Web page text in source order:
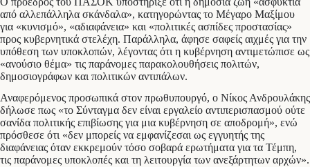
από αλλεπάλληλα σκάνδαλα», κατηγορώντας το Μέγαρο Μαξίμου
για «κυνισμό», «αδιαφάνεια» και «πολιτικές ασπίδες προστασίας»
προς κυβερνητικά στελέχη. Παράλληλα, άφησε σαφείς αιχμές για την
υπόθεση των υποκλοπών, λέγοντας ότι η κυβέρνηση αντιμετώπισε ως
«ανούσιο θέμα» τις παράνομες παρακολουθήσεις πολιτών,
δημοσιογράφων και πολιτικών αντιπάλων.
Αναφερόμενος προσωπικά στον πρωθυπουργό, ο Νίκος Ανδρουλάκης
δήλωσε πως «το Σύνταγμα δεν είναι εργαλείο αντιπερισπασμού ούτε
σανίδα πολιτικής επιβίωσης για μια κυβέρνηση σε αποδρομή», ενώ
πρόσθεσε ότι «δεν μπορείς να εμφανίζεσαι ως εγγυητής της
διαφάνειας όταν εκκρεμούν τόσο σοβαρά ερωτήματα για τα Τέμπη,
τις παράνομες υποκλοπές και τη λειτουργία των ανεξάρτητων αρχών».